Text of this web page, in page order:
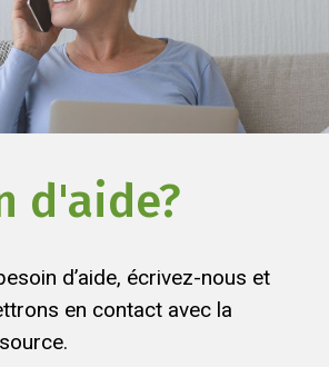
d'aide?
d’aide, écrivez-nous et
en contact avec la